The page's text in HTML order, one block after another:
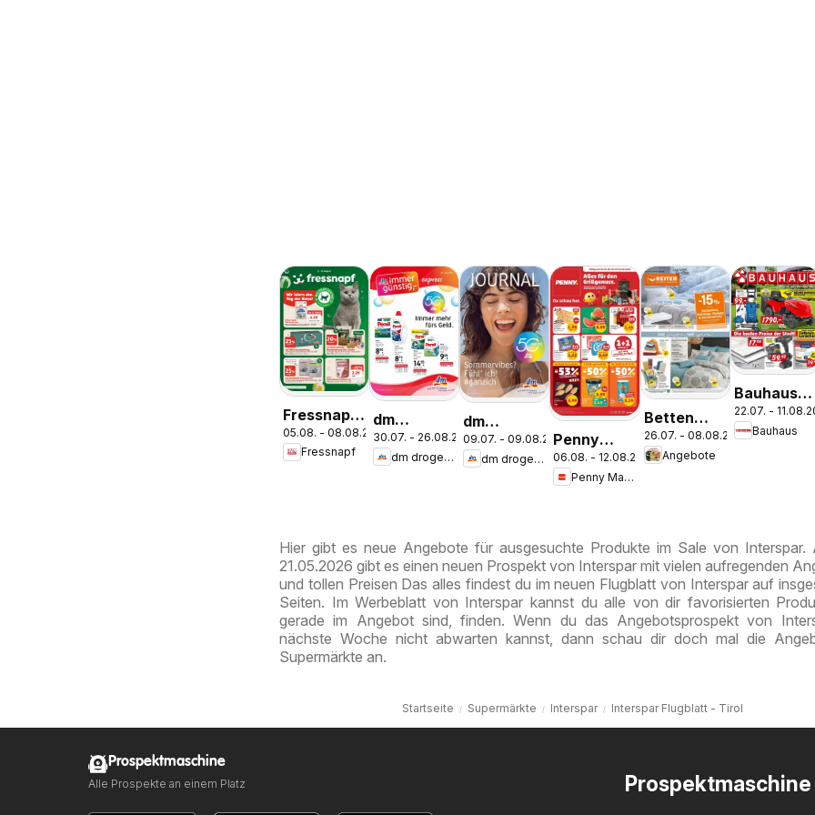
Fressnapf
Angebote
05.08. - 08.08.2026
Fressnapf
dm
drogerie
markt
30.07. - 26.08.2026
dm drogerie markt
dm
drogerie
markt
09.07. - 09.08.2026
dm drogerie markt
Penny
Markt Die
ganze
06.08. - 12.08.2026
Penny Markt
Betten
Reiter:
Aktuelle
26.07. - 08.08.2026
Angebote
Bauhaus
Pasching,
Wels,
22.07. -
Bauhaus
Hier gibt es neue Angebote für ausgesuchte Produkte im Sale von Interspar.
21.05.2026 gibt es einen neuen Prospekt von Interspar mit vielen aufregenden
und tollen Preisen Das alles findest du im neuen Flugblatt von Interspar auf
Seiten. Im Werbeblatt von Interspar kannst du alle von dir favorisierten
gerade im Angebot sind, finden. Wenn du das Angebotsprospekt von
nächste Woche nicht abwarten kannst, dann schau dir doch mal die
Supermärkte an.
Startseite Supermärkte Interspar Interspar Flugblatt - Tirol
Prospektmaschine
Prospektmaschine
Alle Prospekte an einem Platz